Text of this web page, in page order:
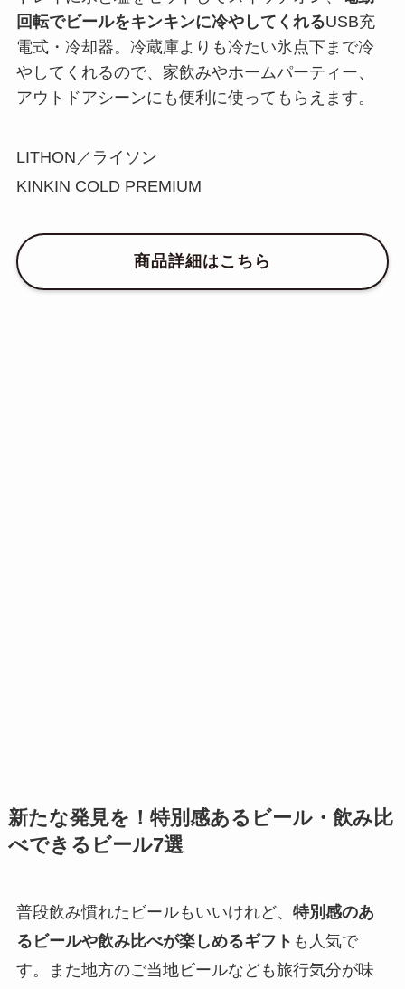
回転でビールをキンキンに冷やしてくれるUSB充
電式・冷却器。冷蔵庫よりも冷たい氷点下まで冷
やしてくれるので、家飲みやホームパーティー、
アウトドアシーンにも便利に使ってもらえます。
LITHON／ライソン
KINKIN COLD PREMIUM
商品詳細はこちら
新たな発見を！特別感あるビール・飲み比
べできるビール7選
普段飲み慣れたビールもいいけれど、 特別感のあ
るビールや飲み比べが楽しめるギフト も人気で
す。また地方のご当地ビールなども旅行気分が味